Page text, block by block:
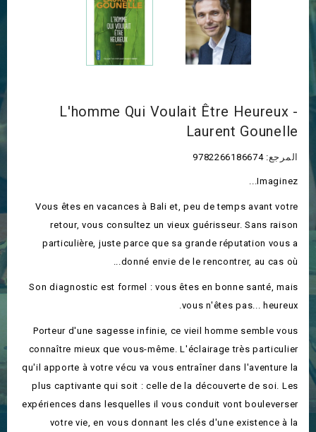
L'homme Qui Voulait Être Heureux -
Laurent Gounelle
المرجع: 9782266186674
Imaginez...
Vous êtes en vacances à Bali et, peu de temps avant votre
retour, vous consultez un vieux guérisseur. Sans raison
particulière, juste parce que sa grande réputation vous a
donné envie de le rencontrer, au cas où...
Son diagnostic est formel : vous êtes en bonne santé, mais
vous n'êtes pas... heureux.
Porteur d'une sagesse infinie, ce vieil homme semble vous
connaître mieux que vous-même. L'éclairage très particulier
qu'il apporte à votre vécu va vous entraîner dans l'aventure la
plus captivante qui soit : celle de la découverte de soi. Les
expériences dans lesquelles il vous conduit vont bouleverser
votre vie, en vous donnant les clés d'une existence à la